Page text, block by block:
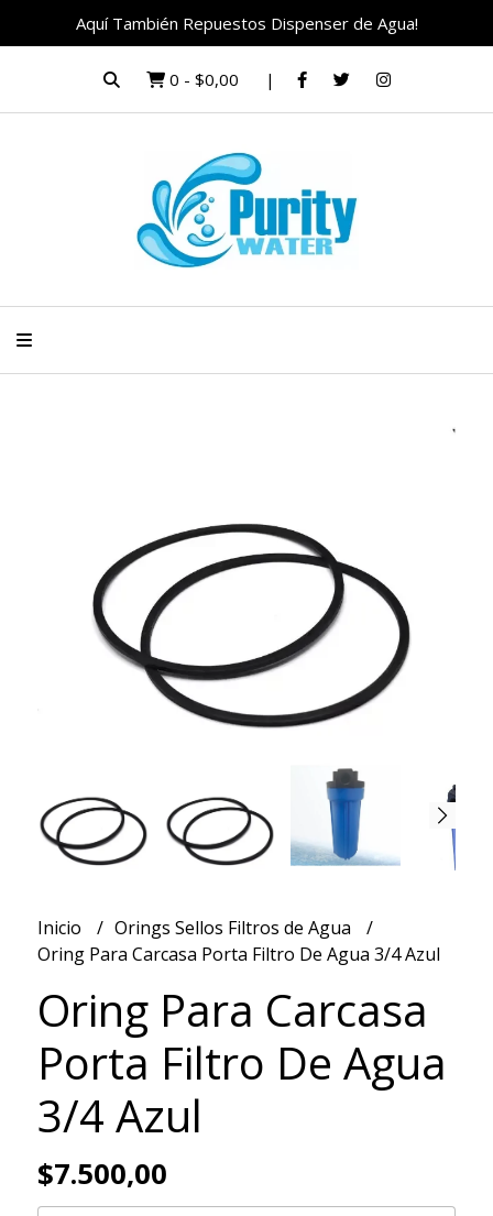
Aquí También Repuestos Dispenser de Agua!
0 - $0,00
Inicio
Orings Sellos Filtros de Agua
Oring Para Carcasa Porta Filtro De Agua 3/4 Azul
Oring Para Carcasa
Porta Filtro De Agua
3/4 Azul
$7.500,00